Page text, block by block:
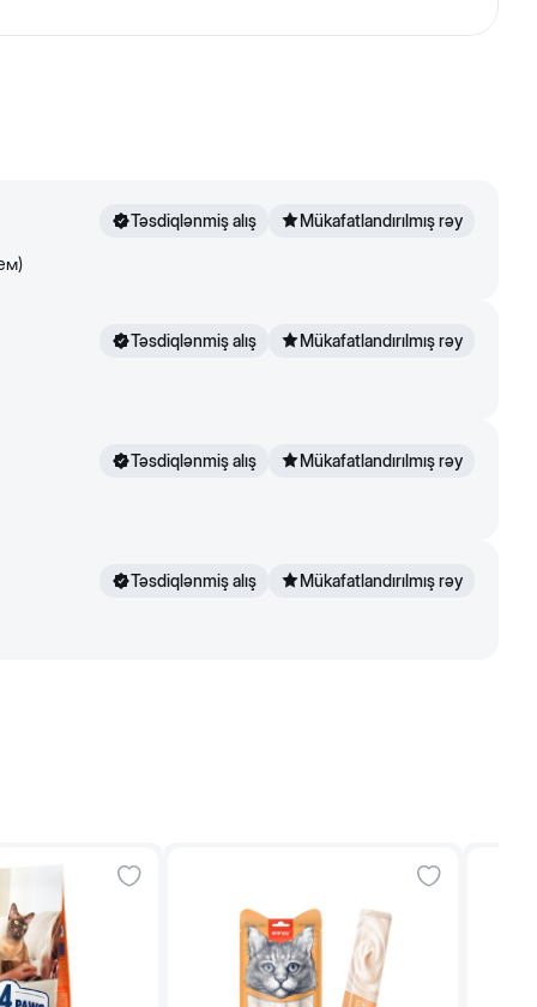
Təsdiqlənmiş alış Mükafatlandırılmış rəy
Təsdiqlənmiş alış Mükafatlandırılmış rəy
Təsdiqlənmiş alış Mükafatlandırılmış rəy
Təsdiqlənmiş alış Mükafatlandırılmış rəy